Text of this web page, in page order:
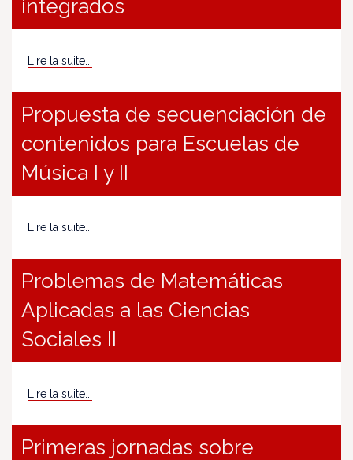
integrados
Lire la suite...
Propuesta de secuenciación de
contenidos para Escuelas de
Música I y II
Lire la suite...
Problemas de Matemáticas
Aplicadas a las Ciencias
Sociales II
Lire la suite...
Primeras jornadas sobre